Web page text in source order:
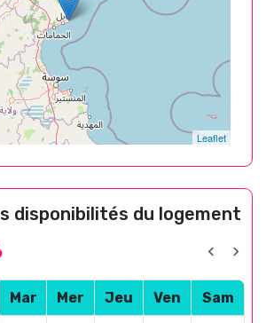
Leaflet
disponibilités du logement
Mar Mer Jeu Ven Sam